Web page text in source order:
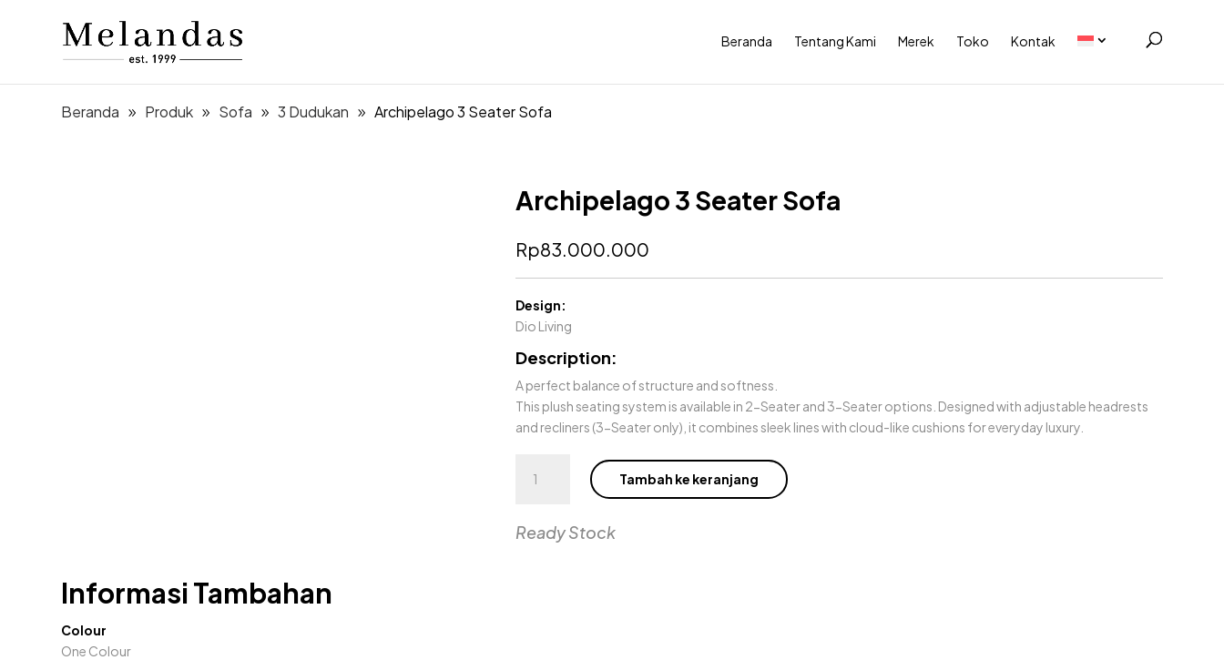
Beranda Tentang Kami Merek Toko Kontak
Beranda Produk Sofa 3 Dudukan Archipelago 3 Seater Sofa
Archipelago 3 Seater Sofa
Rp83.000.000
Design:
Dio Living
Description:
A perfect balance of structure and softness.
This plush seating system is available in 2-Seater and 3-Seater options. Designed with adjustable headrests
and recliners (3-Seater only), it combines sleek lines with cloud-like cushions for everyday luxury.
Archipelago
Seater
Tambah ke keranjang
Ready Stock
Informasi Tambahan
Colour
One Colour